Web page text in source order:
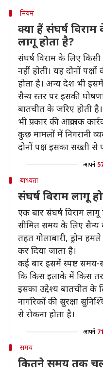
नियम
क्या हैं संघर्ष
लागू होता है?
संघर्ष विराम के लिए
नहीं होती। यह दोनों
होता है। अन्य देश भी इसमें
सैन्य स्तर पर इसकी
बातचीत के जरिए होती
भी प्रकार की आक्रामक
कुछ मामलों में निगरानी
दोनों पक्ष इसका सख्ती से
आपने
बाध्यता
संघर्ष विराम लागू
एक बार संघर्ष विराम
सीमित समय के लिए सैन्य
तहत गोलाबारी, ड्रोन
कर दिया जाता है।
कई बार इसमें स्पष्ट
कि किस इलाके में किस
इसका उद्देश्य बातचीत के
नागरिकों की सुरक्षा
से रोकना होता है।
आपने
समय
कितने समय तक